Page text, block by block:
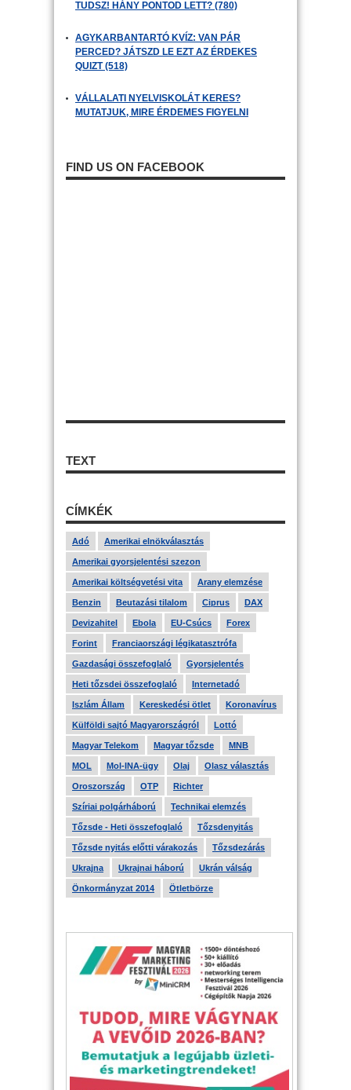
TUDSZ! HÁNY PONTOD LETT? (780)
AGYKARBANTARTÓ KVÍZ: VAN PÁR
PERCED? JÁTSZD LE EZT AZ ÉRDEKES
QUIZT (518)
VÁLLALATI NYELVISKOLÁT KERES?
MUTATJUK, MIRE ÉRDEMES FIGYELNI
FIND US ON FACEBOOK
TEXT
CÍMKÉK
Adó Amerikai elnökválasztás
Amerikai gyorsjelentési szezon
Amerikai költségvetési vita Arany elemzése
Benzin Beutazási tilalom Ciprus DAX
Devizahitel Ebola EU-Csúcs Forex
Forint Franciaországi légikatasztrófa
Gazdasági összefoglaló Gyorsjelentés
Heti tőzsdei összefoglaló Internetadó
Iszlám Állam Kereskedési ötlet Koronavírus
Külföldi sajtó Magyarországról Lottó
Magyar Telekom Magyar tőzsde MNB
MOL Mol-INA-ügy Olaj Olasz választás
Oroszország OTP Richter
Szíriai polgárháború Technikai elemzés
Tőzsde - Heti összefoglaló Tőzsdenyitás
Tőzsde nyitás előtti várakozás Tőzsdezárás
Ukrajna Ukrajnai háború Ukrán válság
Önkormányzat 2014 Ötletbörze